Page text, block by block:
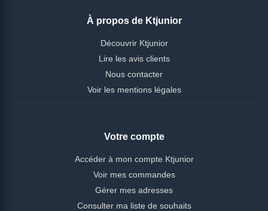
À propos de Ktjunior
Découvrir Ktjunior
Lire les avis clients
Nous contacter
Voir les mentions légales
Votre compte
Accéder à mon compte Ktjunior
Voir mes commandes
Gérer mes adresses
Consulter ma liste de souhaits